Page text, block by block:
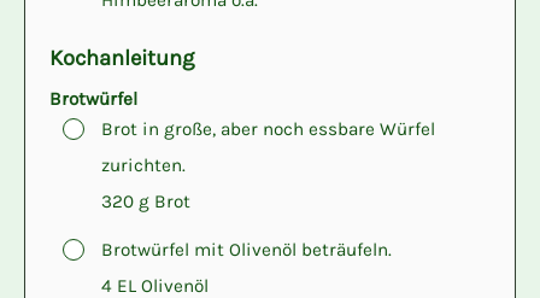
Kochanleitung
Brotwürfel
▢
Brot in große, aber noch essbare Würfel
zurichten.
320 g Brot
▢
Brotwürfel mit Olivenöl beträufeln.
4 EL Olivenöl